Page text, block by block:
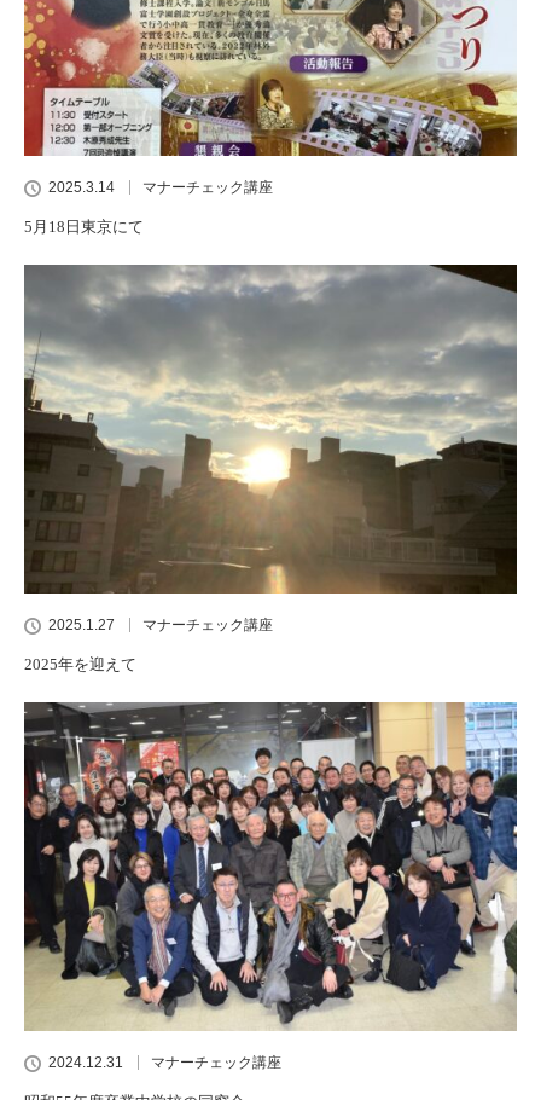
2025.3.14 マナーチェック講座
5月18日東京にて
2025.1.27 マナーチェック講座
2025年を迎えて
2024.12.31 マナーチェック講座